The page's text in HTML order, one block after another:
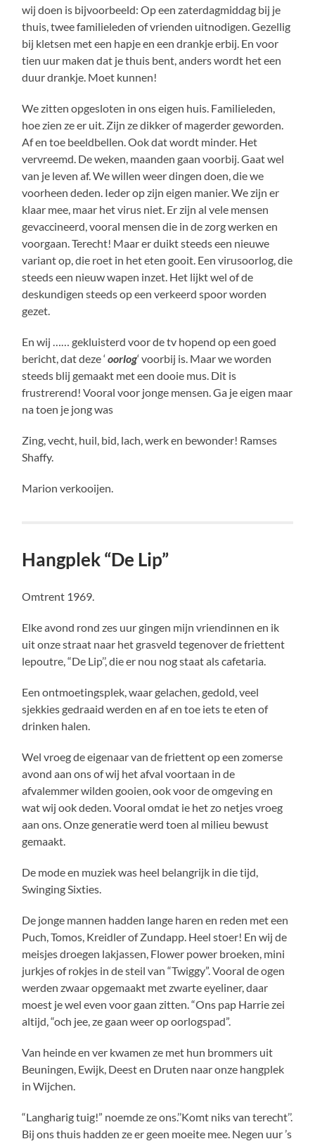
wij doen is bijvoorbeeld: Op een zaterdagmiddag bij je
thuis, twee familieleden of vrienden uitnodigen. Gezellig
bij kletsen met een hapje en een drankje erbij. En voor
tien uur maken dat je thuis bent, anders wordt het een
duur drankje. Moet kunnen!
We zitten opgesloten in ons eigen huis. Familieleden,
hoe zien ze er uit. Zijn ze dikker of magerder geworden.
Af en toe beeldbellen. Ook dat wordt minder. Het
vervreemd. De weken, maanden gaan voorbij. Gaat wel
van je leven af. We willen weer dingen doen, die we
voorheen deden. Ieder op zijn eigen manier. We zijn er
klaar mee, maar het virus niet. Er zijn al vele mensen
gevaccineerd, vooral mensen die in de zorg werken en
voorgaan. Terecht! Maar er duikt steeds een nieuwe
variant op, die roet in het eten gooit. Een virusoorlog, die
steeds een nieuw wapen inzet. Het lijkt wel of de
deskundigen steeds op een verkeerd spoor worden
gezet.
En wij …… gekluisterd voor de tv hopend op een goed
bericht, dat deze ‘oorlog‘ voorbij is. Maar we worden
steeds blij gemaakt met een dooie mus. Dit is
frustrerend! Vooral voor jonge mensen. Ga je eigen maar
na toen je jong was
Zing, vecht, huil, bid, lach, werk en bewonder! Ramses
Shaffy.
Marion verkooijen.
Hangplek “De Lip”
Omtrent 1969.
Elke avond rond zes uur gingen mijn vriendinnen en ik
uit onze straat naar het grasveld tegenover de friettent
lepoutre, “De Lip’’, die er nou nog staat als cafetaria.
Een ontmoetingsplek, waar gelachen, gedold, veel
sjekkies gedraaid werden en af en toe iets te eten of
drinken halen.
Wel vroeg de eigenaar van de friettent op een zomerse
avond aan ons of wij het afval voortaan in de
afvalemmer wilden gooien, ook voor de omgeving en
wat wij ook deden. Vooral omdat ie het zo netjes vroeg
aan ons. Onze generatie werd toen al milieu bewust
gemaakt.
De mode en muziek was heel belangrijk in die tijd,
Swinging Sixties.
De jonge mannen hadden lange haren en reden met een
Puch, Tomos, Kreidler of Zundapp. Heel stoer! En wij de
meisjes droegen lakjassen, Flower power broeken, mini
jurkjes of rokjes in de steil van “Twiggy”. Vooral de ogen
werden zwaar opgemaakt met zwarte eyeliner, daar
moest je wel even voor gaan zitten. “Ons pap Harrie zei
altijd, “och jee, ze gaan weer op oorlogspad”.
Van heinde en ver kwamen ze met hun brommers uit
Beuningen, Ewijk, Deest en Druten naar onze hangplek
in Wijchen.
“Langharig tuig!” noemde ze ons.’’Komt niks van terecht’’.
Bij ons thuis hadden ze er geen moeite mee. Negen uur ’s